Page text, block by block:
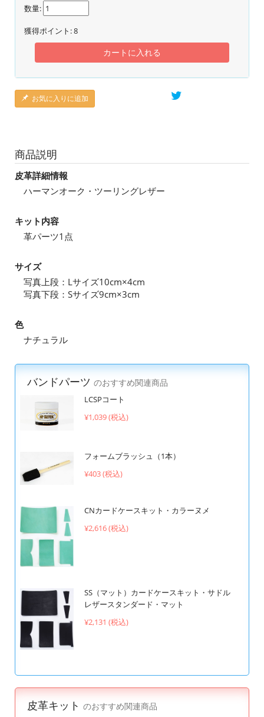
数量:
獲得ポイント:8
カートに入れる
お気に入りに追加
商品説明
皮革詳細情報
ハーマンオーク・ツーリングレザー
キット内容
革パーツ1点
サイズ
写真上段：Lサイズ10cm×4cm
写真下段：Sサイズ9cm×3cm
色
ナチュラル
バンドパーツ のおすすめ関連商品
LCSPコート
¥1,039 (税込)
フォームブラッシュ（1本）
¥403 (税込)
CNカードケースキット・カラーヌメ
¥2,616 (税込)
SS（マット）カードケースキット・サドル
レザースタンダード・マット
¥2,131 (税込)
皮革キット のおすすめ関連商品